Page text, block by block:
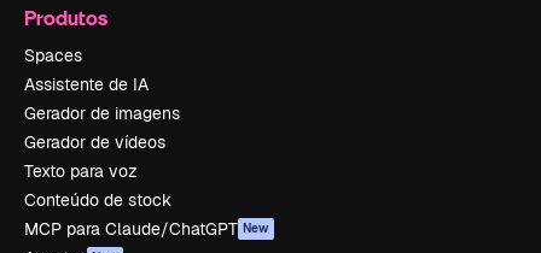
Produtos
Spaces
Assistente de IA
Gerador de imagens
Gerador de vídeos
Texto para voz
Conteúdo de stock
MCP para Claude/ChatGPT New